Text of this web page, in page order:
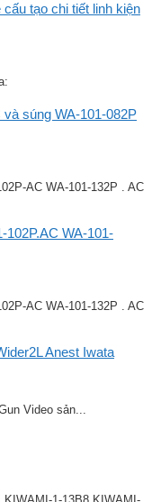
tạo chi tiết linh kiện
súng WA-101-082P
AC WA-101-132P . AC
102P.AC WA-101-
AC WA-101-132P . AC
Anest Iwata
Video sản...